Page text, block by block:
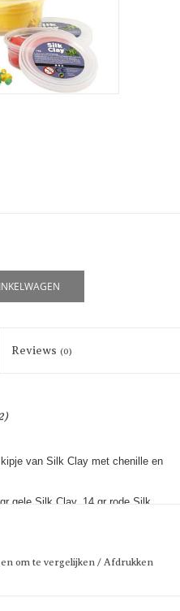
Reviews (0)
van Silk Clay met chenille en
gele Silk Clay, 14 gr rode Silk
1 snavel en 2
om te vergelijken / Afdrukken